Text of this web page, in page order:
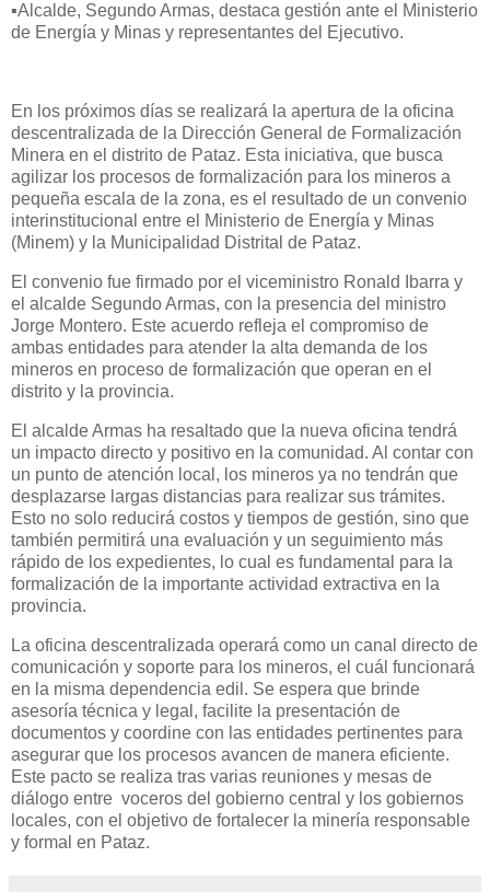
▪Alcalde, Segundo Armas, destaca gestión ante el Ministerio
de Energía y Minas y representantes del Ejecutivo.
En los próximos días se realizará la apertura de la oficina
descentralizada de la Dirección General de Formalización
Minera en el distrito de Pataz. Esta iniciativa, que busca
agilizar los procesos de formalización para los mineros a
pequeña escala de la zona, es el resultado de un convenio
interinstitucional entre el Ministerio de Energía y Minas
(Minem) y la Municipalidad Distrital de Pataz.
El convenio fue firmado por el viceministro Ronald Ibarra y
el alcalde Segundo Armas, con la presencia del ministro
Jorge Montero. Este acuerdo refleja el compromiso de
ambas entidades para atender la alta demanda de los
mineros en proceso de formalización que operan en el
distrito y la provincia.
El alcalde Armas ha resaltado que la nueva oficina tendrá
un impacto directo y positivo en la comunidad. Al contar con
un punto de atención local, los mineros ya no tendrán que
desplazarse largas distancias para realizar sus trámites.
Esto no solo reducirá costos y tiempos de gestión, sino que
también permitirá una evaluación y un seguimiento más
rápido de los expedientes, lo cual es fundamental para la
formalización de la importante actividad extractiva en la
provincia.
La oficina descentralizada operará como un canal directo de
comunicación y soporte para los mineros, el cuál funcionará
en la misma dependencia edil. Se espera que brinde
asesoría técnica y legal, facilite la presentación de
documentos y coordine con las entidades pertinentes para
asegurar que los procesos avancen de manera eficiente.
Este pacto se realiza tras varias reuniones y mesas de
diálogo entre voceros del gobierno central y los gobiernos
locales, con el objetivo de fortalecer la minería responsable
y formal en Pataz.